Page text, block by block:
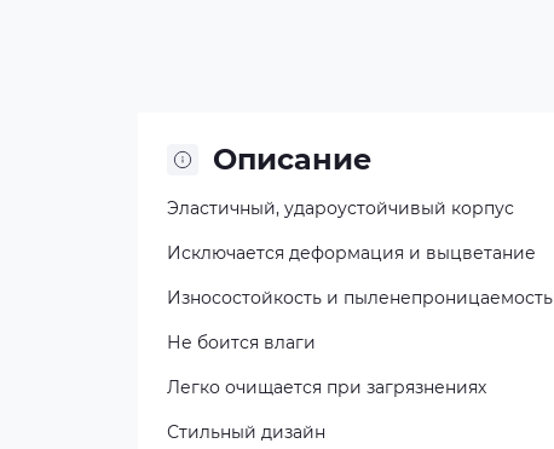
Описание
Эластичный, удароустойчивый корпус
Исключается деформация и выцветание
Износостойкость и пыленепроницаемость
Не боится влаги
Легко очищается при загрязнениях
Стильный дизайн